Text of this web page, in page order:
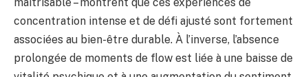
concentration intense et de défi ajusté sont fortement
associées au bien-être durable. À l’inverse, l’absence
prolongée de moments de flow est liée à une baisse de